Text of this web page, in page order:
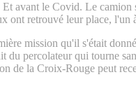
avant le Covid. Le
ont retrouvé leur place, l'un
mission qu'il s'était
percolateur qui tourne
de la Croix-Rouge peut